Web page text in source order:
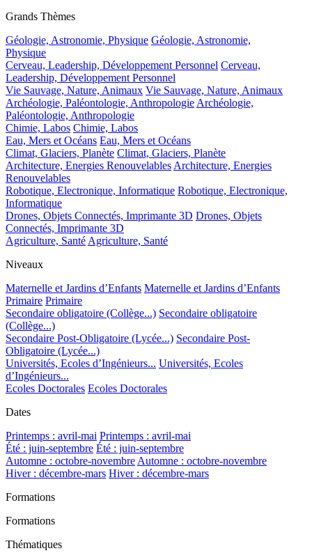
Grands Thèmes
Géologie, Astronomie, Physique Géologie, Astronomie,
Physique
Cerveau, Leadership, Développement Personnel Cerveau,
Leadership, Développement Personnel
Vie Sauvage, Nature, Animaux Vie Sauvage, Nature, Animaux
Archéologie, Paléontologie, AnthropologieArchéologie,
Paléontologie, Anthropologie
Chimie, Labos Chimie, Labos
Eau, Mers et Océans Eau, Mers et Océans
Climat, Glaciers, Planète Climat, Glaciers, Planète
Architecture, Energies RenouvelablesArchitecture, Energies
Renouvelables
Robotique, Electronique, Informatique Robotique, Electronique,
Informatique
Drones, Objets Connectés, Imprimante 3D Drones, Objets
Connectés, Imprimante 3D
Agriculture, SantéAgriculture, Santé
Niveaux
Maternelle et Jardins d’Enfants Maternelle et Jardins d’Enfants
Primaire Primaire
Secondaire obligatoire (Collège...) Secondaire obligatoire
(Collège...)
Secondaire Post-Obligatoire (Lycée...) Secondaire Post-
Obligatoire (Lycée...)
Universités, Ecoles d’Ingénieurs... Universités, Ecoles
d’Ingénieurs...
Ecoles Doctorales Ecoles Doctorales
Dates
Printemps : avril-mai Printemps : avril-mai
Été : juin-septembre Été : juin-septembre
Automne : octobre-novembreAutomne : octobre-novembre
Hiver : décembre-mars Hiver : décembre-mars
Formations
Formations
Thématiques